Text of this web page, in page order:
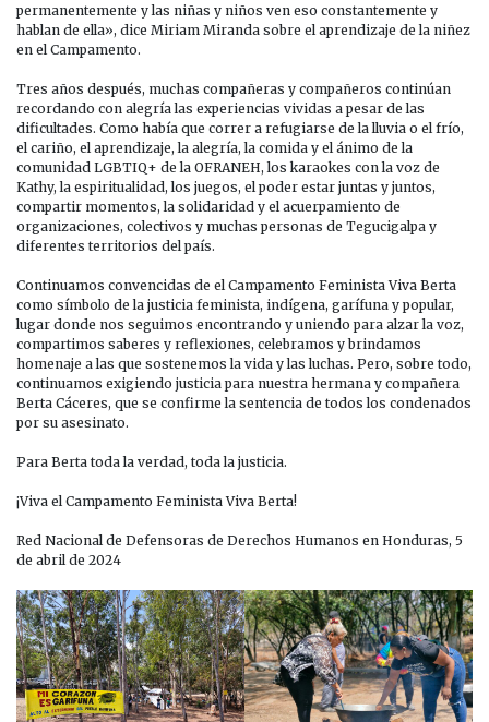
permanentemente y las niñas y niños ven eso constantemente y
hablan de ella», dice Miriam Miranda sobre el aprendizaje de la niñez
en el Campamento.
Tres años después, muchas compañeras y compañeros continúan
recordando con alegría las experiencias vividas a pesar de las
dificultades. Como había que correr a refugiarse de la lluvia o el frío,
el cariño, el aprendizaje, la alegría, la comida y el ánimo de la
comunidad LGBTIQ+ de la OFRANEH, los karaokes con la voz de
Kathy, la espiritualidad, los juegos, el poder estar juntas y juntos,
compartir momentos, la solidaridad y el acuerpamiento de
organizaciones, colectivos y muchas personas de Tegucigalpa y
diferentes territorios del país.
Continuamos convencidas de el Campamento Feminista Viva Berta
como símbolo de la justicia feminista, indígena, garífuna y popular,
lugar donde nos seguimos encontrando y uniendo para alzar la voz,
compartimos saberes y reflexiones, celebramos y brindamos
homenaje a las que sostenemos la vida y las luchas. Pero, sobre todo,
continuamos exigiendo justicia para nuestra hermana y compañera
Berta Cáceres, que se confirme la sentencia de todos los condenados
por su asesinato.
Para Berta toda la verdad, toda la justicia.
¡Viva el Campamento Feminista Viva Berta!
Red Nacional de Defensoras de Derechos Humanos en Honduras, 5
de abril de 2024